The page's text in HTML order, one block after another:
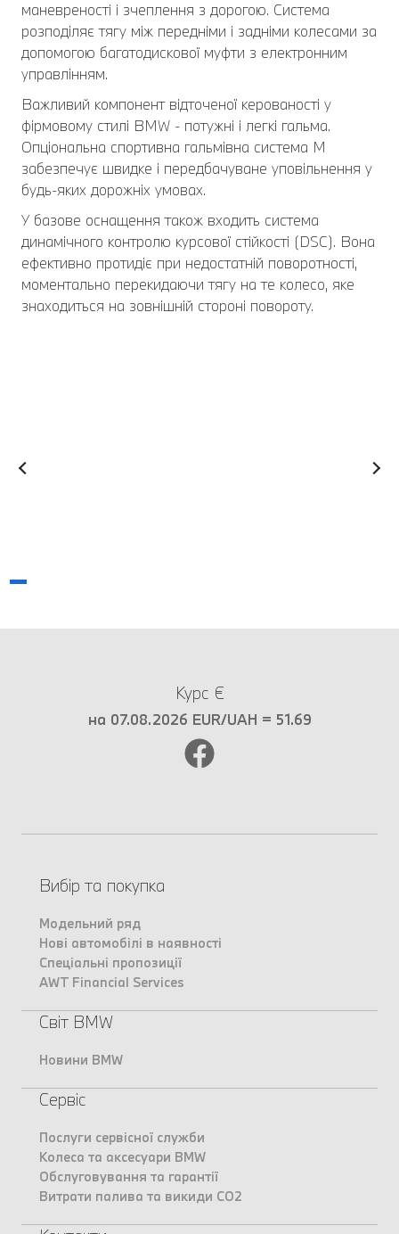
маневреності і зчеплення з дорогою. Система
розподіляє тягу між передніми і задніми колесами за
допомогою багатодискової муфти з електронним
управлінням.
Важливий компонент відточеної керованості у
фірмовому стилі BMW - потужні і легкі гальма.
Опціональна спортивна гальмівна система M
забезпечує швидке і передбачуване уповільнення у
будь-яких дорожніх умовах.
У базове оснащення також входить система
динамічного контролю курсової стійкості (DSC). Вона
ефективно протидіє при недостатній поворотності,
моментально перекидаючи тягу на те колесо, яке
знаходиться на зовнішній стороні повороту.
Курс €
на 07.08.2026 EUR/UAH = 51.69
Вибір та покупка
Модельний ряд
Нові автомобілі в наявності
Спеціальні пропозиції
AWT Financial Services
Світ BMW
Новини BMW
Сервіс
Послуги сервісної служби
Колеса та аксесуари BMW
Обслуговування та гарантії
Витрати палива та викиди CO2